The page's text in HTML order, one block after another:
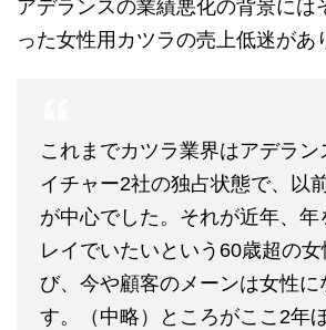
アデランスの業績悪化の背景には
った女性用カツラの売上低迷があ
これまでカツラ業界はアデラン
イチャー2社の独占状態で、以
が中心でした。それが近年、年
レイでいたいという60歳超の
び、今や顧客のメーンは女性に
す。（中略）ところがここ2年